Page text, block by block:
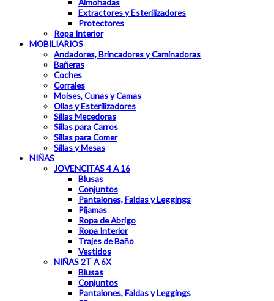
Extractores y Esterilizadores
Protectores
Ropa Interior
MOBILIARIOS
Andadores, Brincadores y Caminadoras
Bañeras
Coches
Corrales
Moises, Cunas y Camas
Ollas y Esterilizadores
Sillas Mecedoras
Sillas para Carros
Sillas para Comer
Sillas y Mesas
NIÑAS
JOVENCITAS 4 A 16
Blusas
Conjuntos
Pantalones, Faldas y Leggings
Pijamas
Ropa de Abrigo
Ropa Interior
Trajes de Baño
Vestidos
NIÑAS 2T A 6X
Blusas
Conjuntos
Pantalones, Faldas y Leggings